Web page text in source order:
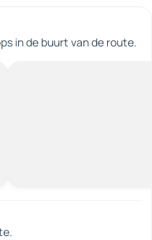
in de buurt van de route.